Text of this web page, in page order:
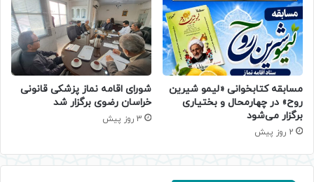
مسابقه کتابخوانی «لیمو شیرین
روح» در چهارمحال و بختیاری
برگزار می‌شود
2 روز پیش
شورای اقامه نماز پزشکی قانونی
خراسان رضوی برگزار شد
3 روز پیش